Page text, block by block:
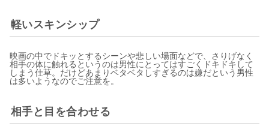
軽いスキンシップ
映画の中でドキッとするシーンや悲しい場面などで、さりげなく
相手の体に触れるというのは男性にとってはすごくドキドキして
しまう仕草。だけどあまりベタベタしすぎるのは嫌だという男性
は多いようなのでご注意を。
相手と目を合わせる